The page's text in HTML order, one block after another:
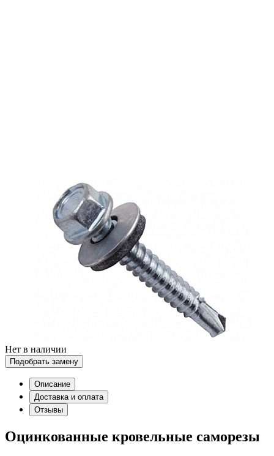
Нет в наличии
Подобрать замену
Описание
Доставка и оплата
Отзывы
Оцинкованные кровельные саморезы